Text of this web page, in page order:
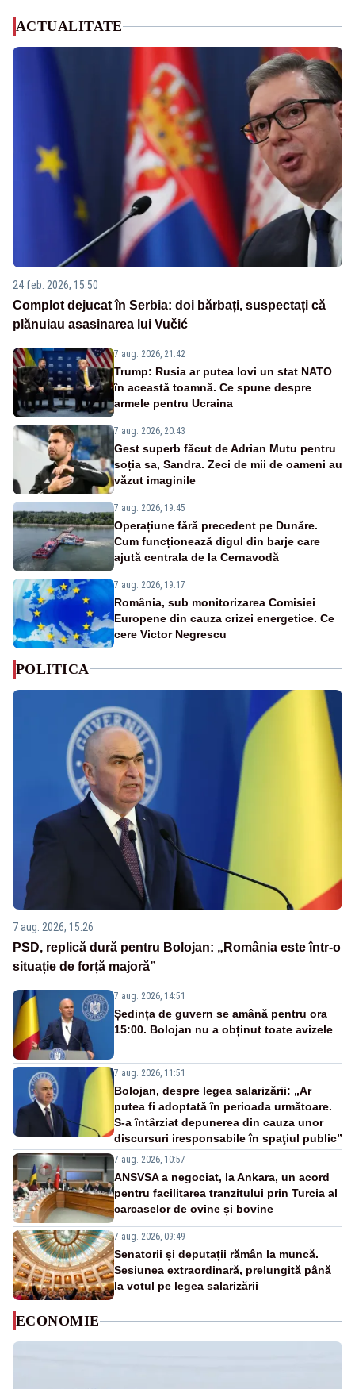
ACTUALITATE
24 feb. 2026, 15:50
Complot dejucat în Serbia: doi bărbați, suspectați că
plănuiau asasinarea lui Vučić
7 aug. 2026, 21:42
Trump: Rusia ar putea lovi un stat NATO
în această toamnă. Ce spune despre
armele pentru Ucraina
7 aug. 2026, 20:43
Gest superb făcut de Adrian Mutu pentru
soția sa, Sandra. Zeci de mii de oameni au
văzut imaginile
7 aug. 2026, 19:45
Operațiune fără precedent pe Dunăre.
Cum funcționează digul din barje care
ajută centrala de la Cernavodă
7 aug. 2026, 19:17
România, sub monitorizarea Comisiei
Europene din cauza crizei energetice. Ce
cere Victor Negrescu
POLITICA
7 aug. 2026, 15:26
PSD, replică dură pentru Bolojan: „România este într-o
situație de forță majoră”
7 aug. 2026, 14:51
Ședința de guvern se amână pentru ora
15:00. Bolojan nu a obținut toate avizele
7 aug. 2026, 11:51
Bolojan, despre legea salarizării: „Ar
putea fi adoptată în perioada următoare.
S-a întârziat depunerea din cauza unor
discursuri iresponsabile în spaţiul public”
7 aug. 2026, 10:57
ANSVSA a negociat, la Ankara, un acord
pentru facilitarea tranzitului prin Turcia al
carcaselor de ovine și bovine
7 aug. 2026, 09:49
Senatorii și deputații rămân la muncă.
Sesiunea extraordinară, prelungită până
la votul pe legea salarizării
ECONOMIE